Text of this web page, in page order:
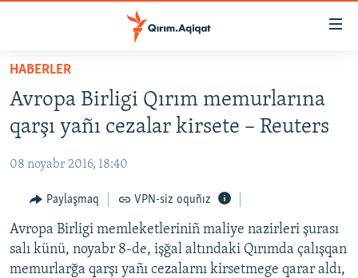
Esas
qaytmaq
Baş
navigatsiyağa
qaytmaq
qaytmaq
SİYASET
İQTİSADİYAT
CEMİYET
MEDENİYET
İNSAN AQLARI
VİDEO
HABERLER
Avropa Birligi Qırım memurlarına
qarşı yañı cezalar kirsete – Reuters
08 noyabr 2016, 18:40
Paylaşmaq VPN-siz oquñız
Avropa Birligi memleketleriniñ maliye nazirleri şurası
salı künü, noyabr 8-de, işğal altındaki Qırımda çalışqan
memurlarğa qarşı yañı cezalarnı kirsetmege qarar aldı,